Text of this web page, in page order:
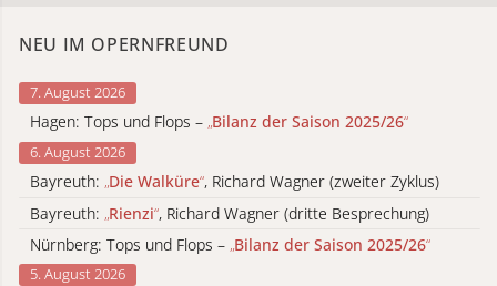
NEU IM OPERNFREUND
7. August 2026
Hagen: Tops und Flops – „Bilanz der Saison 2025/26“
6. August 2026
Bayreuth: „Die Walküre“, Richard Wagner (zweiter Zyklus)
Bayreuth: „Rienzi“, Richard Wagner (dritte Besprechung)
Nürnberg: Tops und Flops – „Bilanz der Saison 2025/26“
5. August 2026